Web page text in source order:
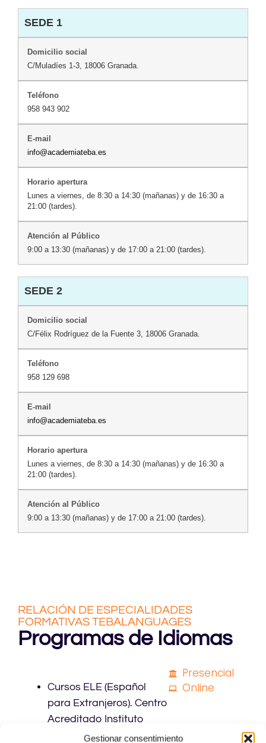
Gestionar consentimiento
SEDE 1
C/Muladíes 1-3, 18006 Granada.
958 943 902
info@academiateba.es
Lunes a viernes, de 8:30 a 14:30 (mañanas) y de 16:30 a
21:00 (tardes).
9:00 a 13:30 (mañanas) y de 17:00 a 21:00 (tardes).
SEDE 2
C/Félix Rodríguez de la Fuente 3, 18006 Granada.
958 129 698
info@academiateba.es
Lunes a viernes, de 8:30 a 14:30 (mañanas) y de 16:30 a
21:00 (tardes).
9:00 a 13:30 (mañanas) y de 17:00 a 21:00 (tardes).
RELACIÓN DE ESPECIALIDADES
FORMATIVAS TEBALANGUAGES
Programas de Idiomas
Cursos ELE (Español
para Extranjeros). Centro
Acreditado Instituto
Cervantes (contrato
Presencial
Online